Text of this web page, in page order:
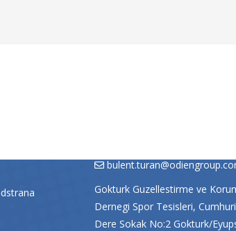
Gokturk Guzellestirme ve
Dernegi Spor Tesisleri,
Dere Sokak No:2 Gokturk/